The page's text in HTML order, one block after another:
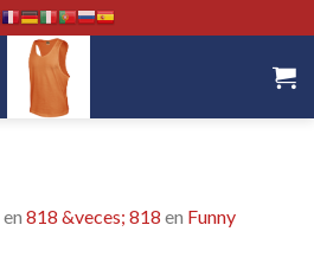
en 818 &veces; 818 en Funny